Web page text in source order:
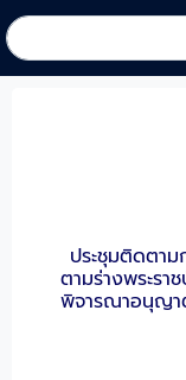
ประชุมติดตาม
ตามร่างพระร
พิจารณาอนุญาต